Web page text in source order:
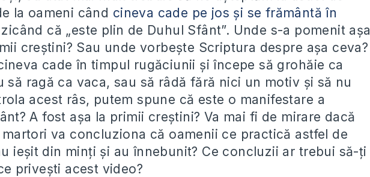
la oameni când cineva cade pe jos și se frământă în
că „este plin de Duhul Sfânt”. Unde s-a pomenit așa
creștini? Sau unde vorbește Scriptura despre așa ceva?
cade în timpul rugăciunii și începe să grohăie ca
să ragă ca vaca, sau să râdă fără nici un motiv și să nu
acest râs, putem spune că este o manifestare a
A fost așa la primii creștini? Va mai fi de mirare dacă
va concluziona că oamenii ce practică astfel de
ieșit din minți și au înnebunit? Ce concluzii ar trebui să-ți
privești acest video?